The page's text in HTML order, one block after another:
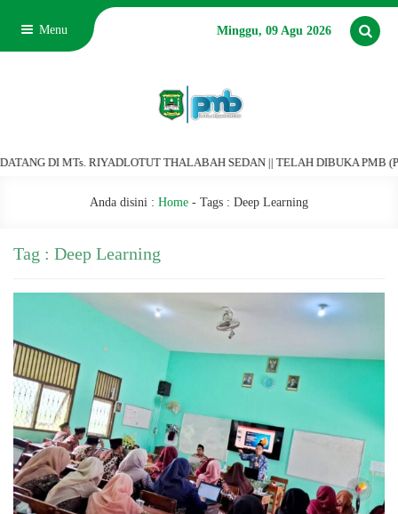
Menu Minggu, 09 Agu 2026
DI MTs. RIYADLOTUT THALABAH SEDAN || TELAH DIBUKA PMB
Anda disini : Home - Tags : Deep Learning
Tag : Deep Learning